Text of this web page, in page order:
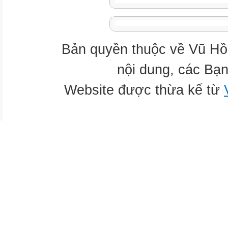
Bản quyền thuộc về Vũ
nội dung, các
Website được thừa kế từ